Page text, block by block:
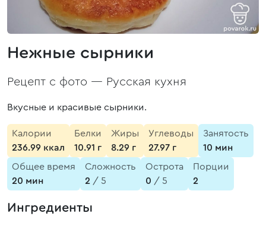
Нежные сырники
Рецепт с фото — Русская кухня
Вкусные и красивые сырники.
Калории
236.99 ккал
Белки
10.91 г
Жиры
8.29 г
Углеводы
27.97 г
Занятость
10 мин
Общее время
20 мин
Сложность
2 / 5
Острота
0 / 5
Порции
2
Ингредиенты